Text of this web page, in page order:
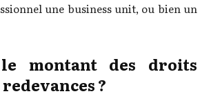
une business unit, ou bien un
montant des droits
?